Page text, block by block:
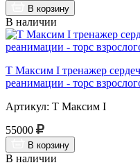
В корзину
В наличии
Т Максим I тренажер
реанимации - торс
Артикул: Т Максим I
55000
В корзину
В наличии